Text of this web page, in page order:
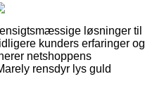
løsninger til
kunders erfaringer og
netshoppens
rensdyr lys guld